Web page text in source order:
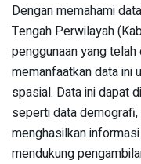
Dengan memahami
Tengah Perwilayah
penggunaan yang
memanfaatkan data ini
spasial. Data ini dapat
seperti data demografi,
menghasilkan
mendukung